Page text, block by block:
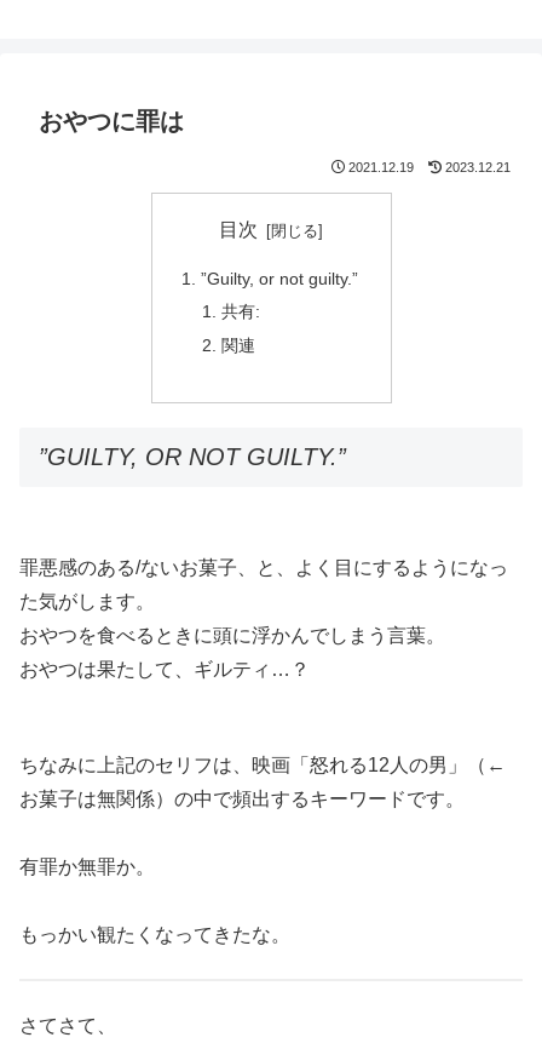
おやつに罪は
2021.12.19 2023.12.21
目次
”Guilty, or not guilty.”
共有:
関連
”GUILTY, OR NOT GUILTY.”
罪悪感のある/ないお菓子、と、よく目にするようになっ
た気がします。
おやつを食べるときに頭に浮かんでしまう言葉。
おやつは果たして、ギルティ…？
ちなみに上記のセリフは、映画「怒れる12人の男」（←
お菓子は無関係）の中で頻出するキーワードです。
有罪か無罪か。
もっかい観たくなってきたな。
さてさて、